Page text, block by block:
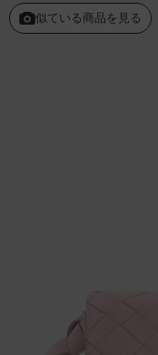
似ている商品を見る